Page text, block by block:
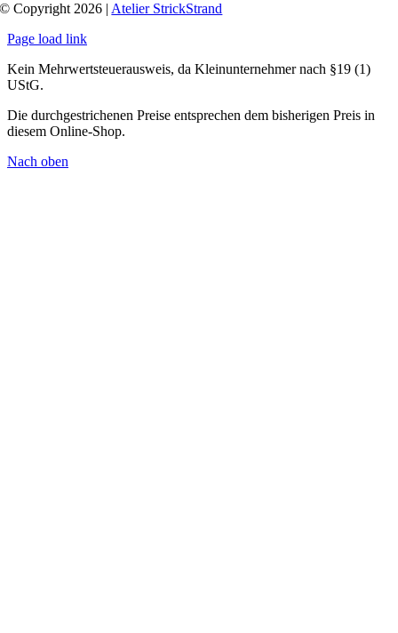
© Copyright 2026 | Atelier StrickStrand
Page load link
Kein Mehrwertsteuerausweis, da Kleinunternehmer nach §19 (1)
UStG.
Die durchgestrichenen Preise entsprechen dem bisherigen Preis in
diesem Online-Shop.
Nach oben